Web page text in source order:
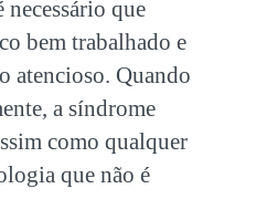
que
bem trabalhado e
atencioso. Quando
a síndrome
como qualquer
que não é